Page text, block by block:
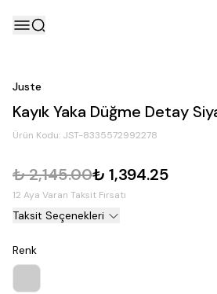
Juste
Kayık Yaka Düğme Detay
Ürün Kodu: JST-8335572992278
₺ 2,145.00₺ 1,394.25
12 Aya Varan Taksit Fırsatı
Taksit Seçenekleri
Renk